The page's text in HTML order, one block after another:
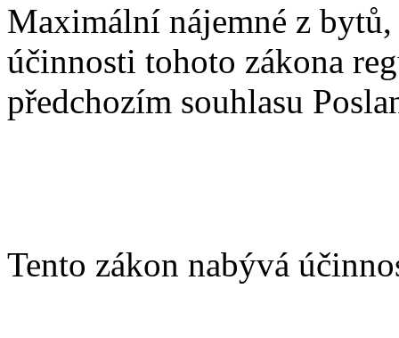
Maximální nájemné z
účinnosti tohoto zákona
předchozím souhlasu
Tento zákon nabývá